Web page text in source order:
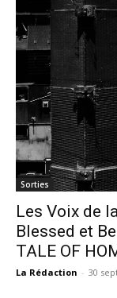
Sorties
Les Voix de
Blessed et
TALE OF
La Rédaction - 30